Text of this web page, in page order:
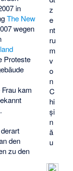
z
e
nt
ru
m
v
o
n
C
hi
și
n
ă
u
in
The New
wegen
Proteste
kam
den
zu den